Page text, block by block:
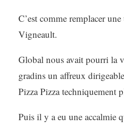
C’est comme remplacer
Vigneault.
Global nous avait pourri la
gradins un affreux
Pizza Pizza techniquement
Puis il y a eu une accalmie